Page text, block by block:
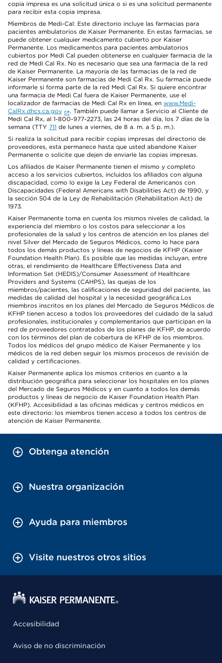
copia impresa es una solicitud única o si es una solicitud permanente
para recibir esta copia impresa.
Miembros de Medi-Cal: Este directorio incluye las farmacias para
pacientes ambulatorios de Kaiser Permanente. En estas farmacias, se
puede obtener cualquier medicamento cubierto por Kaiser
Permanente. Los medicamentos para pacientes ambulatorios
cubiertos por Medi Cal pueden obtenerse en cualquier farmacia de la
red de Medi Cal Rx. No es necesario que sea una farmacia de la red
de Kaiser Permanente. La mayoría de las farmacias de la red de
Kaiser Permanente son farmacias de Medi Cal Rx. Su farmacia puede
informarle si forma parte de la red Medi Cal Rx. Si quiere encontrar
una farmacia de Medi Cal fuera de Kaiser Permanente, use el
localizador de farmacias de Medi Cal Rx en línea, en www.Medi-
CalRx.dhcs.ca.gov
. También puede llamar a Servicio al Cliente de
Medi Cal Rx, al 1-800-977-2273, las 24 horas del día, los 7 días de la
semana (TTY 711 de lunes a viernes, de 8 a. m. a 5 p. m.).
Si realiza la solicitud para recibir copias impresas del directorio de
proveedores, esta permanece hasta que usted abandone Kaiser
Permanente o solicite que dejen de enviarle las copias impresas.
Los afiliados de Kaiser Permanente tienen el mismo y completo
acceso a los servicios cubiertos, incluidos los afiliados con alguna
discapacidad, como lo exige la Ley Federal de Americanos con
Discapacidades (Federal Americans with Disabilities Act) de 1990, y
la sección 504 de la Ley de Rehabilitación (Rehabilitation Act) de
1973.
Kaiser Permanente toma en cuenta los mismos niveles de calidad, la
experiencia del miembro o los costos para seleccionar a los
profesionales de la salud y los centros de atención en los planes del
nivel Silver del Mercado de Seguros Médicos, como lo hace para
todos los demás productos y líneas de negocios de KFHP (Kaiser
Foundation Health Plan). Es posible que las medidas incluyan, entre
otras, el rendimiento de Healthcare Effectiveness Data and
Information Set (HEDIS)/Consumer Assessment of Healthcare
Providers and Systems (CAHPS), las quejas de los
miembros/pacientes, las calificaciones de seguridad del paciente, las
medidas de calidad del hospital y la necesidad geográfica.Los
miembros inscritos en los planes del Mercado de Seguros Médicos de
KFHP tienen acceso a todos los proveedores del cuidado de la salud
profesionales, institucionales y complementarios que participan en la
red de proveedores contratados de los planes de KFHP, de acuerdo
con los términos del plan de cobertura de KFHP de los miembros.
Todos los médicos del grupo médico de Kaiser Permanente y los
médicos de la red deben seguir los mismos procesos de revisión de
calidad y certificaciones.
Kaiser Permanente aplica los mismos criterios en cuanto a la
distribución geográfica para seleccionar los hospitales en los planes
del Mercado de Seguros Médicos y en cuanto a todos los demás
productos y líneas de negocio de Kaiser Foundation Health Plan
(KFHP). Accesibilidad a las oficinas médicas y centros médicos en
este directorio: los miembros tienen acceso a todos los centros de
atención de Kaiser Permanente.
Obtenga atención
Nuestra organización
Ayuda para miembros
Visite nuestros otros sitios
Accesibilidad
Aviso de no discriminación